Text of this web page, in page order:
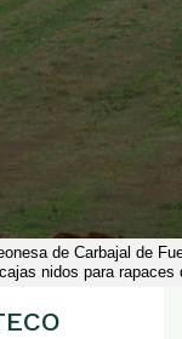
de Carbajal de
nidos para rapaces